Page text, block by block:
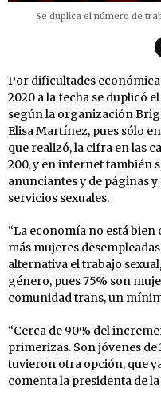
Se duplica el número de
Por dificultades
2020 a la fecha se duplicó
según la organización
Elisa Martínez, pues sólo
que realizó, la cifra en las
200, y en internet también
anunciantes y de páginas
servicios sexuales.
“La economía no está bien
más mujeres
alternativa el trabajo
género, pues 75% son
comunidad trans, un
“Cerca de 90% del
primerizas. Son jóvenes de
tuvieron otra opción, que
comenta la presidenta de